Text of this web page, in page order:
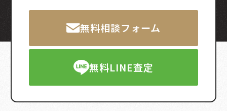
無料相談フォーム
無料LINE査定